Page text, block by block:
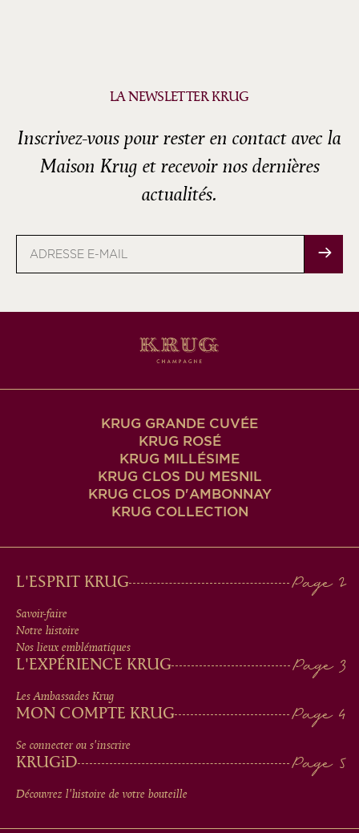
LA NEWSLETTER KRUG
Inscrivez-vous pour rester en contact avec la
Maison Krug et recevoir nos dernières
actualités.
KRUG GRANDE CUVÉE
KRUG ROSÉ
KRUG MILLÉSIME
KRUG CLOS DU MESNIL
KRUG CLOS D'AMBONNAY
KRUG COLLECTION
MAIN
MEN
IN
FOOTER
L'ESPRIT KRUG
Savoir-faire
Notre histoire
Nos lieux emblématiques
L'EXPÉRIENCE KRUG
Les Ambassades Krug
MON COMPTE KRUG
Se connecter ou s'inscrire
KRUGiD
Découvrez l'histoire de votre bouteille